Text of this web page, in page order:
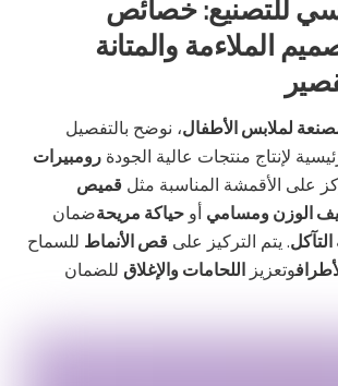
للتصنيع: خصائص
الملاءمة والمتانة
لملابس الأطفال، نوضح بالتفصيل
لإنتاج منتجات عالية الجودةرومبيرات
على الأقمشة المناسبة مثلقميص
الوزن ومسامي أوحياكة مريحةضمان
. يتم التركيز علىقص الأنماط للسماح
وتعزيزاللحامات والإغلاق للضمان